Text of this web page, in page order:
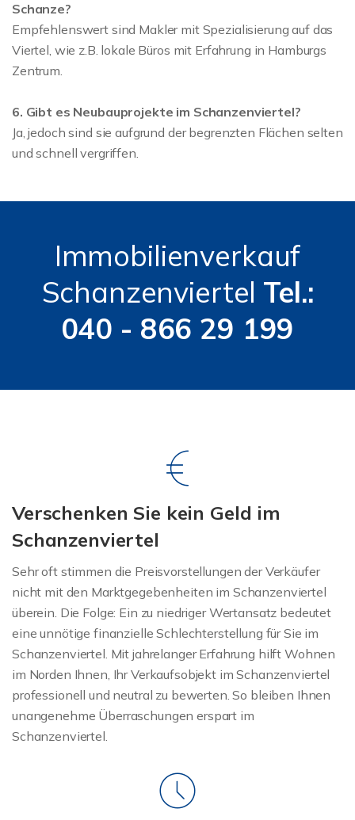
Schanze?
Empfehlenswert sind Makler mit Spezialisierung auf das
Viertel, wie z.B. lokale Büros mit Erfahrung in Hamburgs
Zentrum.
6. Gibt es Neubauprojekte im Schanzenviertel?
Ja, jedoch sind sie aufgrund der begrenzten Flächen selten
und schnell vergriffen.
Immobilienverkauf
Schanzenviertel Tel.:
040 - 866 29 199
Verschenken Sie kein Geld im
Schanzenviertel
Sehr oft stimmen die Preisvorstellungen der Verkäufer
nicht mit den Marktgegebenheiten im Schanzenviertel
überein. Die Folge: Ein zu niedriger Wertansatz bedeutet
eine unnötige finanzielle Schlechterstellung für Sie im
Schanzenviertel. Mit jahrelanger Erfahrung hilft Wohnen
im Norden Ihnen, Ihr Verkaufsobjekt im Schanzenviertel
professionell und neutral zu bewerten. So bleiben Ihnen
unangenehme Überraschungen erspart im
Schanzenviertel.